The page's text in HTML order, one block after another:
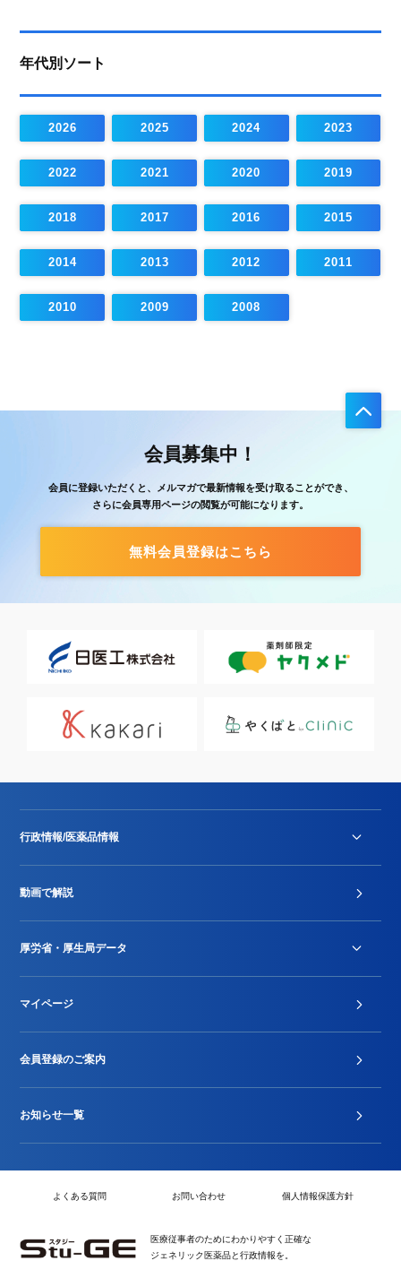
年代別ソート
2026 2025 2024 2023
2022 2021 2020 2019
2018 2017 2016 2015
2014 2013 2012 2011
2010 2009 2008
会員募集中！
会員に登録いただくと、メルマガで最新情報を受け取ることができ、
さらに会員専用ページの閲覧が可能になります。
無料会員登録はこちら
行政情報/医薬品情報
Stu-GEレポート
動画で解説
厚労省・厚生局データ
2024年度新設項目届出状況
マイページ
会員登録のご案内
お知らせ一覧
よくある質問 お問い合わせ 個人情報保護方針
医療従事者のためにわかりやすく正確な
ジェネリック医薬品と行政情報を。